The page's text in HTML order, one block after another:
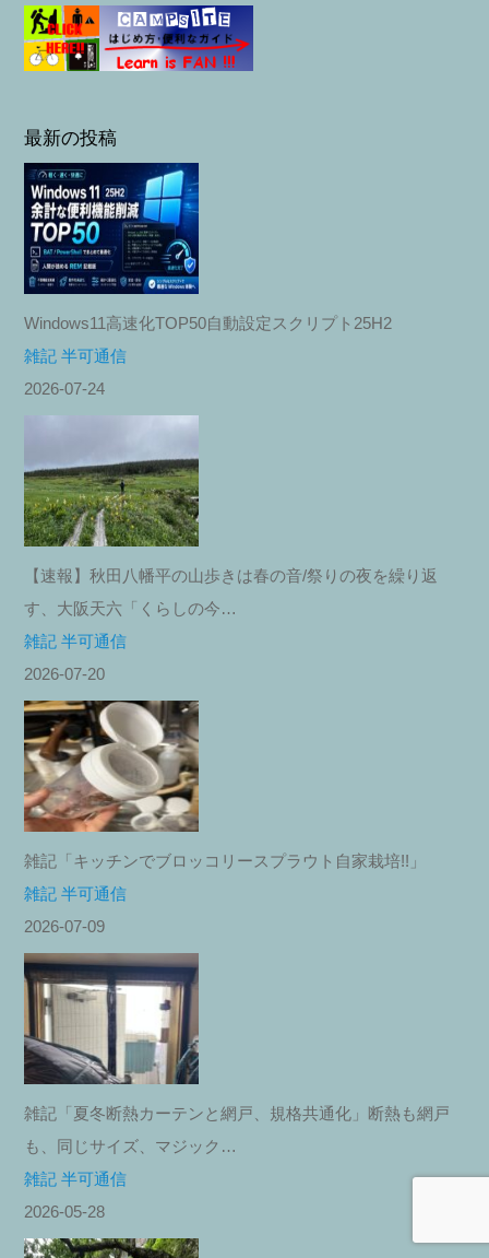
最新の投稿
Windows11高速化TOP50自動設定スクリプト25H2
雑記 半可通信
2026-07-24
【速報】秋田八幡平の山歩きは春の音/祭りの夜を繰り返
す、大阪天六「くらしの今…
雑記 半可通信
2026-07-20
雑記「キッチンでブロッコリースプラウト自家栽培!!」
雑記 半可通信
2026-07-09
雑記「夏冬断熱カーテンと網戸、規格共通化」断熱も網戸
も、同じサイズ、マジック…
雑記 半可通信
2026-05-28